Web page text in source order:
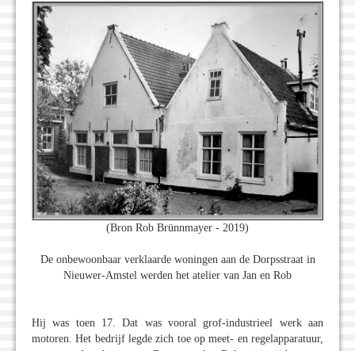
(Bron Rob Brünnmayer - 2019)
De onbewoonbaar verklaarde woningen aan de Dorpsstraat in
Nieuwer-Amstel werden het atelier van Jan en Rob
Hij was toen 17. Dat was vooral grof-industrieel werk aan
motoren. Het bedrijf legde zich toe op meet- en regelapparatuur,